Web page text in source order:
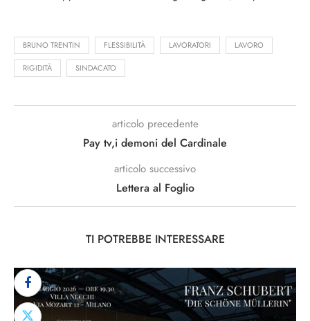
BRUNO TRENTIN FLESSIBILITÀ LAVORATORI LAVORO
RIGIDITÀ SINDACATO
articolo precedente
Pay tv,i demoni del Cardinale
articolo successivo
Lettera al Foglio
TI POTREBBE INTERESSARE